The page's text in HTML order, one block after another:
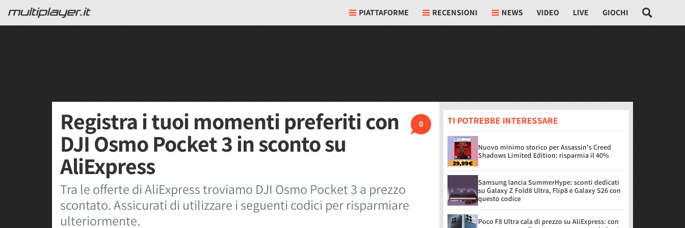
PIATTAFORME RECENSIONI NEWS VIDEO LIVE GIOCHI
0
Registra i tuoi momenti preferiti con
DJI Osmo Pocket 3 in sconto su
AliExpress
Tra le offerte di AliExpress troviamo DJI Osmo Pocket 3 a prezzo
scontato. Assicurati di utilizzare i seguenti codici per risparmiare
ulteriormente.
TI POTREBBE INTERESSARE
Nuovo minimo storico per Assassin's Creed
Shadows Limited Edition: risparmia il 40%
Samsung lancia SummerHype: sconti dedicati
su Galaxy Z Fold8 Ultra, Flip8 e Galaxy S26 con
questo codice
Poco F8 Ultra cala di prezzo su AliExpress: con